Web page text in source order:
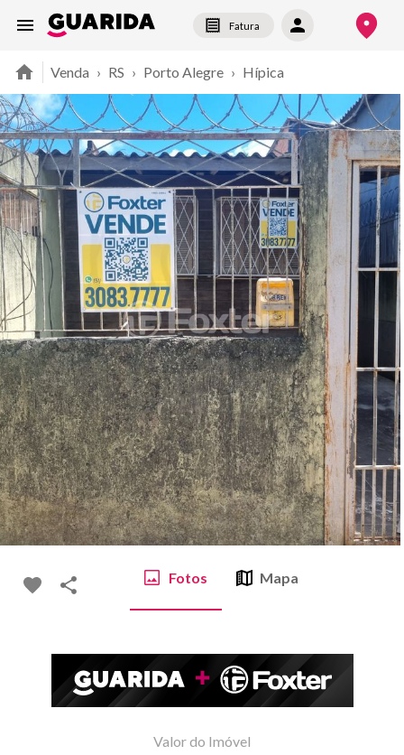
Fatura
Venda › RS › Porto Alegre › Hípica
Fotos Mapa
Valor do Imóvel